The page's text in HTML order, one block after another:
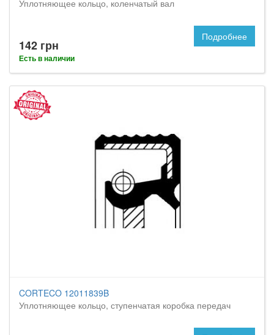
Уплотняющее кольцо, коленчатый вал
142 грн
Есть в наличии
Подробнее
CORTECO 12011839B
Уплотняющее кольцо, ступенчатая коробка передач